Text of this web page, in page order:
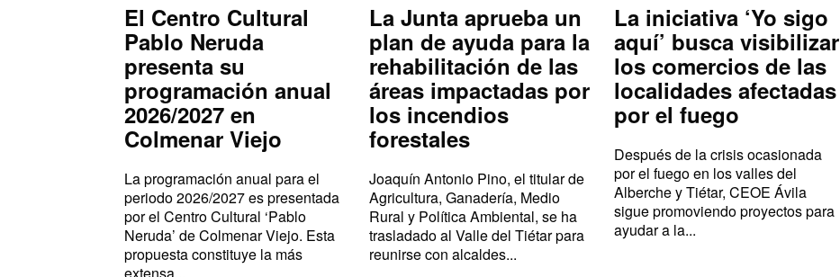
El Centro Cultural
Pablo Neruda
presenta su
programación anual
2026/2027 en
Colmenar Viejo
La programación anual para el
periodo 2026/2027 es presentada
por el Centro Cultural ‘Pablo
Neruda’ de Colmenar Viejo. Esta
propuesta constituye la más
extensa...
La Junta aprueba un
plan de ayuda para la
rehabilitación de las
áreas impactadas por
los incendios
forestales
Joaquín Antonio Pino, el titular de
Agricultura, Ganadería, Medio
Rural y Política Ambiental, se ha
trasladado al Valle del Tiétar para
reunirse con alcaldes...
La iniciativa ‘Yo sigo
aquí’ busca visibilizar
los comercios de las
localidades afectadas
por el fuego
Después de la crisis ocasionada
por el fuego en los valles del
Alberche y Tiétar, CEOE Ávila
sigue promoviendo proyectos para
ayudar a la...